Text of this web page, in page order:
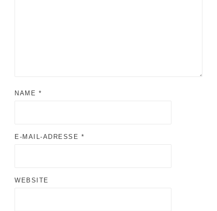
NAME *
E-MAIL-ADRESSE *
WEBSITE